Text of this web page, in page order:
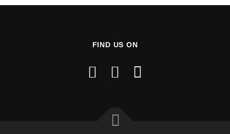
FIND US ON